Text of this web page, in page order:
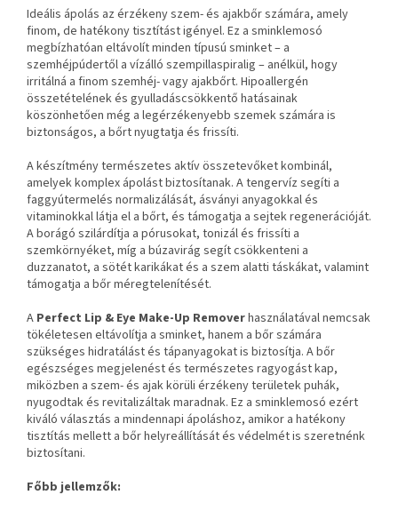
Ideális ápolás az érzékeny szem- és ajakbőr számára, amely
finom, de hatékony tisztítást igényel. Ez a sminklemosó
megbízhatóan eltávolít minden típusú sminket – a
szemhéjpúdertől a vízálló szempillaspiralig – anélkül, hogy
irritálná a finom szemhéj- vagy ajakbőrt. Hipoallergén
összetételének és gyulladáscsökkentő hatásainak
köszönhetően még a legérzékenyebb szemek számára is
biztonságos, a bőrt nyugtatja és frissíti.
A készítmény természetes aktív összetevőket kombinál,
amelyek komplex ápolást biztosítanak. A tengervíz segíti a
faggyútermelés normalizálását, ásványi anyagokkal és
vitaminokkal látja el a bőrt, és támogatja a sejtek regenerációját.
A borágó szilárdítja a pórusokat, tonizál és frissíti a
szemkörnyéket, míg a búzavirág segít csökkenteni a
duzzanatot, a sötét karikákat és a szem alatti táskákat, valamint
támogatja a bőr méregtelenítését.
A Perfect Lip & Eye Make-Up Removerhasználatával nemcsak
tökéletesen eltávolítja a sminket, hanem a bőr számára
szükséges hidratálást és tápanyagokat is biztosítja. A bőr
egészséges megjelenést és természetes ragyogást kap,
miközben a szem- és ajak körüli érzékeny területek puhák,
nyugodtak és revitalizáltak maradnak. Ez a sminklemosó ezért
kiváló választás a mindennapi ápoláshoz, amikor a hatékony
tisztítás mellett a bőr helyreállítását és védelmét is szeretnénk
biztosítani.
Főbb jellemzők: